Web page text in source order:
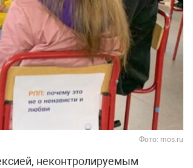
Фото: mos.ru
неконтролируемым